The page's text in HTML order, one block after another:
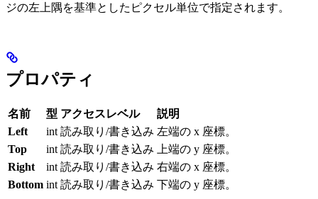
ジの左上隅を基準としたピクセル単位で指定されます。
プロパティ
名前 型 アクセスレベル
説明
Left
int 読み取り/書き込み 左端の x 座標。
Top
int 読み取り/書き込み
上端の y 座標。
Right
int 読み取り/書き込み 右端の x 座標。
Bottom int 読み取り/書き込み 下端の y 座標。